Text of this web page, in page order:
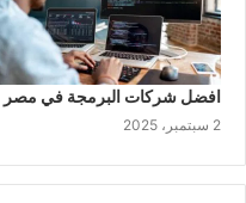
افضل شركات البرمجة في مصر
2 سبتمبر، 2025